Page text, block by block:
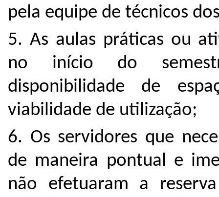
pela equipe de técnicos
5. As aulas práticas ou
no início do
disponibilidade de
viabilidade de utilização;
6. Os servidores que
de maneira pontual e
não efetuaram a